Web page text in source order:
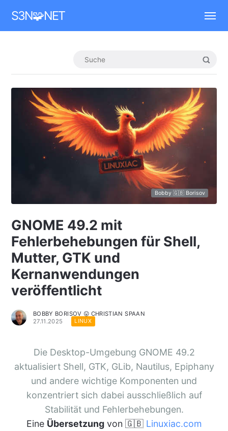
S3N🧩NET
Bobby 🇬🇧 Borisov
GNOME 49.2 mit
Fehlerbehebungen für Shell,
Mutter, GTK und
Kernanwendungen
veröffentlicht
BOBBY BORISOV 😛 CHRISTIAN SPAAN
27.11.2025
LINUX
Die Desktop-Umgebung GNOME 49.2
aktualisiert Shell, GTK, GLib, Nautilus, Epiphany
und andere wichtige Komponenten und
konzentriert sich dabei ausschließlich auf
Stabilität und Fehlerbehebungen.
Eine Übersetzungvon 🇬🇧 Linuxiac.com